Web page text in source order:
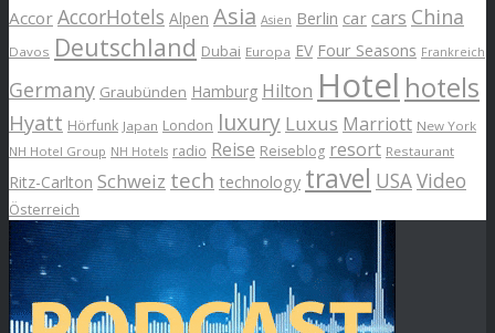
Accor AccorHotels Alpen Asia Asien Berlin car cars China
Davos Deutschland Dubai Europa EV Four Seasons Frankreich
Germany Graubünden Hamburg Hilton Hotel hotels
Hyatt Hörfunk Japan London luxury Luxus Marriott New York
NH Hotel Group NH Hotels radio Reise Reiseblog resort Restaurant
Ritz-Carlton Schweiz tech technology travel USAVideo
Österreich